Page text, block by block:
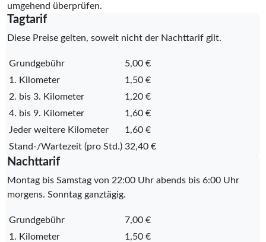
umgehend überprüfen.
Tagtarif
Diese Preise gelten, soweit nicht der Nachttarif gilt.
Grundgebühr
5,00 €
1. Kilometer
1,50 €
2. bis 3. Kilometer
1,20 €
4. bis 9. Kilometer
1,60 €
Jeder weitere Kilometer
1,60 €
Stand-/Wartezeit (pro Std.) 32,40 €
Nachttarif
Montag bis Samstag von 22:00 Uhr abends bis 6:00 Uhr
morgens. Sonntag ganztägig.
Grundgebühr
7,00 €
1. Kilometer
1,50 €